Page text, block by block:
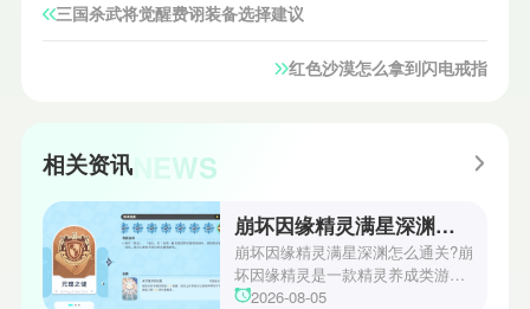
三国杀武将觉醒费诩装备选择建议
红色沙漠怎么拿到闪电戒指
相关资讯NEWS
崩坏因缘精灵满星深渊怎么通关
崩坏因缘精灵满星深渊怎么通关?崩
坏因缘精灵是一款精灵养成类游
戏。在这款游戏里每天都会有很多
2026-08-05